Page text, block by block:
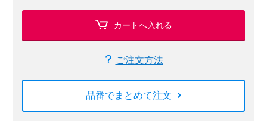
カートへ入れる
ご注文方法
品番でまとめて注文